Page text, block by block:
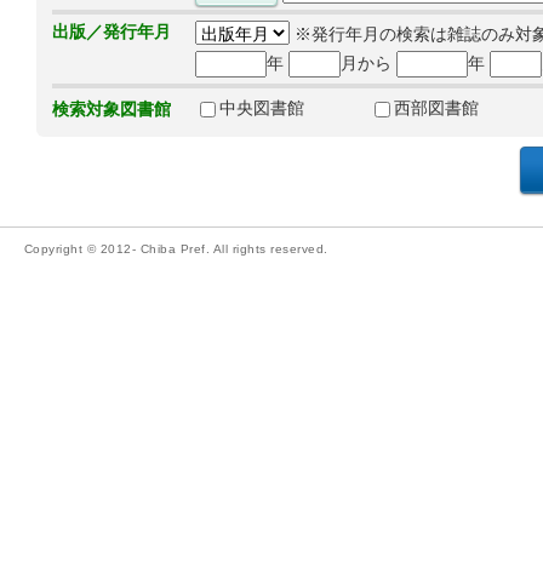
出版／発行年月
※発行年月の検索は雑誌のみ対
年
月から 年
検索対象図書館 中央図書館 西部図書館
Copyright © 2012- Chiba Pref. All rights reserved.